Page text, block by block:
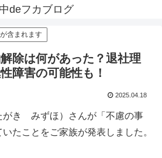
deフカブログ
含まれます
除は何があった？退社理
障害の可能性も！
2025.04.18
がき みずほ）さんが「不慮の事
たことをご家族が発表しました。